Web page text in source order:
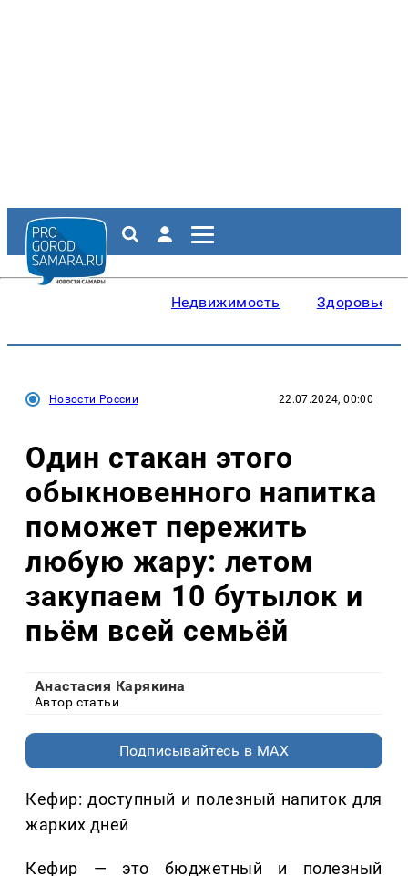
Недвижимость Здоровье
Новости России 22.07.2024, 00:00
Один стакан этого
обыкновенного напитка
поможет пережить
любую жару: летом
закупаем 10 бутылок и
пьём всей семьёй
Анастасия Карякина
Автор статьи
Подписывайтесь в MAX
Кефир: доступный и полезный напиток для
жарких дней
Кефир — это бюджетный и полезный